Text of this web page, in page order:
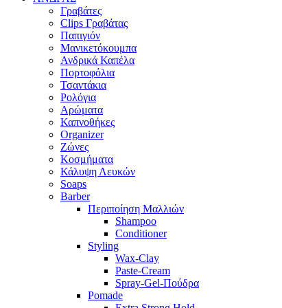
Γραβάτες
Clips Γραβάτας
Παπιγιόν
Μανικετόκουμπα
Ανδρικά Καπέλα
Πορτοφόλια
Τσαντάκια
Ρολόγια
Αρώματα
Καπνοθήκες
Organizer
Ζώνες
Κοσμήματα
Κάλυψη Λευκών
Soaps
Barber
Περιποίηση Μαλλιών
Shampoo
Conditioner
Styling
Wax-Clay
Paste-Cream
Spray-Gel-Πούδρα
Pomade